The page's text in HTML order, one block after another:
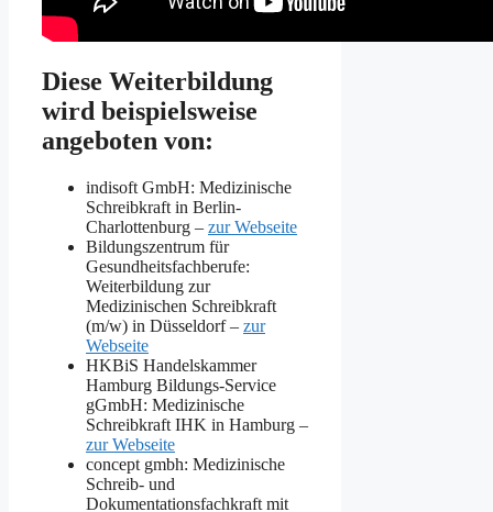
Diese Weiterbildung
wird beispielsweise
angeboten von:
indisoft GmbH: Medizinische
Schreibkraft in Berlin-
Charlottenburg – zur Webseite
Bildungszentrum für
Gesundheitsfachberufe:
Weiterbildung zur
Medizinischen Schreibkraft
(m/w) in Düsseldorf – zur
Webseite
HKBiS Handelskammer
Hamburg Bildungs-Service
gGmbH: Medizinische
Schreibkraft IHK in Hamburg –
zur Webseite
concept gmbh: Medizinische
Schreib- und
Dokumentationsfachkraft mit